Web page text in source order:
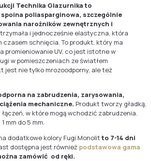
Technika Glazurnika to
poliasparginowa, szczególnie
narożników zewnętrznych i
i jednocześnie elastyczna, która
czasem schnięcia. To produkt, który ma
promieniowanie UV, co jest istotne w
w pomieszczeniach ze światłem
jest nie tylko mrozoodporny, ale też
na zabrudzenia, zarysowania,
mechaniczne. Produkt tworzy gładką,
w które mogą wchodzić zabrudzenia.
mm do 5 mm.
dodatkowe kolory Fugi Monolitto 7-14 dni
dostępna jest również podstawowa gama
zamówić od ręki.